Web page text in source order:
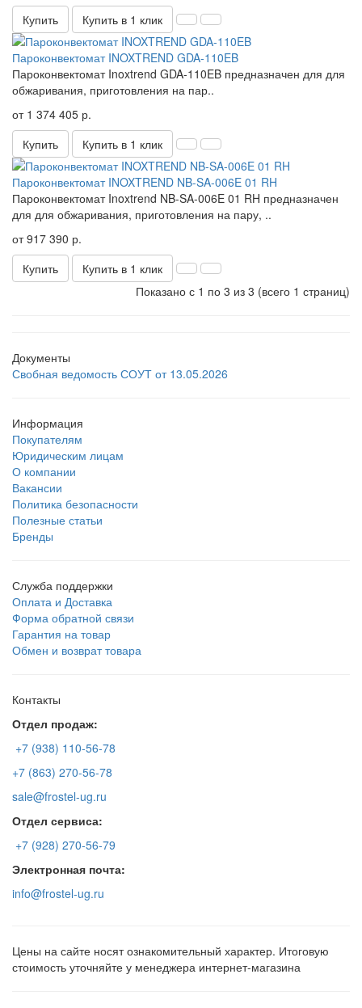
Купить
Купить в 1 клик
Пароконвектомат INOXTREND GDA-110EB
Пароконвектомат Inoxtrend GDA-110EB предназначен для для
обжаривания, приготовления на пар..
от 1 374 405 р.
Купить
Купить в 1 клик
Пароконвектомат INOXTREND NB-SA-006E 01 RH
Пароконвектомат Inoxtrend NB-SA-006E 01 RH предназначен
для для обжаривания, приготовления на пару, ..
от 917 390 р.
Купить
Купить в 1 клик
Показано с 1 по 3 из 3 (всего 1 страниц)
Документы
Свобная ведомость СОУТ от 13.05.2026
Информация
Покупателям
Юридическим лицам
О компании
Вакансии
Политика безопасности
Полезные статьи
Бренды
Служба поддержки
Оплата и Доставка
Форма обратной связи
Гарантия на товар
Обмен и возврат товара
Контакты
Отдел продаж:
+7 (938) 110-56-78
+7 (863) 270-56-78
sale@frostel-ug.ru
Отдел сервиса:
+7 (928) 270-56-79
Электронная почта:
info@frostel-ug.ru
Цены на сайте носят ознакомительный характер. Итоговую
стоимость уточняйте у менеджера интернет-магазина